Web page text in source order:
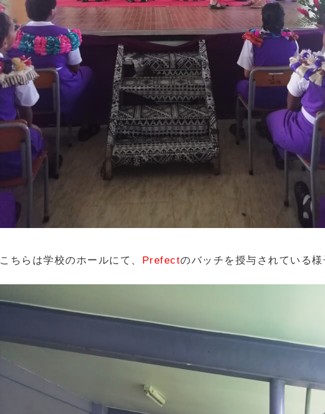
こちらは学校のホールにて、 Prefectのバッチを授与されている